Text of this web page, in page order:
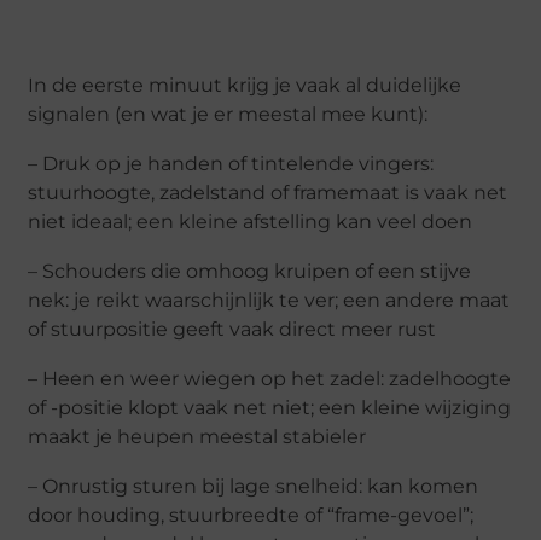
In de eerste minuut krijg je vaak al duidelijke
signalen (en wat je er meestal mee kunt):
– Druk op je handen of tintelende vingers:
stuurhoogte, zadelstand of framemaat is vaak net
niet ideaal; een kleine afstelling kan veel doen
– Schouders die omhoog kruipen of een stijve
nek: je reikt waarschijnlijk te ver; een andere maat
of stuurpositie geeft vaak direct meer rust
– Heen en weer wiegen op het zadel: zadelhoogte
of -positie klopt vaak net niet; een kleine wijziging
maakt je heupen meestal stabieler
– Onrustig sturen bij lage snelheid: kan komen
door houding, stuurbreedte of “frame-gevoel”;